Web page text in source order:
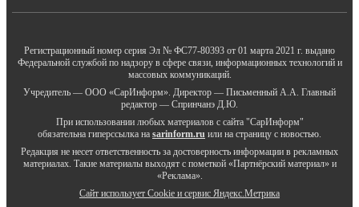
Регистрационный номер серия Эл № ФС77-80393 от 01 марта 2021 г. выдано
Федеральной службой по надзору в сфере связи, информационных технологий и
массовых коммуникаций.
Учредитель — ООО «СарИнформ». Директор — Письменный А.А. Главный
редактор — Спринчанэ Д.Ю.
При использовании любых материалов с сайта "СарИнформ"
обязательна гиперссылка на sarinform.ru или на страницу с новостью.
Редакция не несет ответственность за достоверность информации в рекламных
материалах. Такие материалы выходят с пометкой «Партнёрский материал» и
«Реклама».
Сайт использует Cookie и сервиc Яндекс.Метрика